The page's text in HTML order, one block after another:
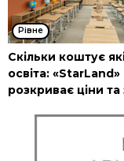
Рівне
Скільки коштує
освіта: «StarLand»
розкриває ціни